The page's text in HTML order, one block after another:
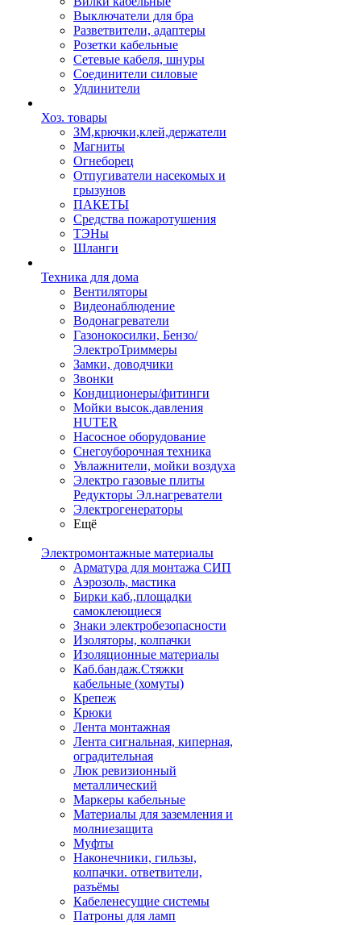
Выключатели для бра
Разветвители, адаптеры
Розетки кабельные
Сетевые кабеля, шнуры
Соединители силовые
Удлинители
Хоз. товары
ЗМ,крючки,клей,держатели
Магниты
Огнеборец
Отпугиватели насекомых и
грызунов
ПАКЕТЫ
Средства пожаротушения
ТЭНы
Шланги
Техника для дома
Вентиляторы
Видеонаблюдение
Водонагреватели
Газонокосилки, Бензо/
ЭлектроТриммеры
Замки, доводчики
Звонки
Кондиционеры/фитинги
Мойки высок.давления
HUTER
Насосное оборудование
Снегоуборочная техника
Увлажнители, мойки воздуха
Электро газовые плиты
Редукторы Эл.нагреватели
Электрогенераторы
Ещё
Электромонтажные материалы
Арматура для монтажа СИП
Аэрозоль, мастика
Бирки каб.,площадки
самоклеющиеся
Знаки электробезопасности
Изоляторы, колпачки
Изоляционные материалы
Каб.бандаж.Стяжки
кабельные (хомуты)
Крепеж
Крюки
Лента монтажная
Лента сигнальная, киперная,
оградительная
Люк ревизионный
металлический
Маркеры кабельные
Материалы для заземления и
молниезащита
Муфты
Наконечники, гильзы,
колпачки. ответвители,
разъёмы
Кабеленесущие системы
Патроны для ламп